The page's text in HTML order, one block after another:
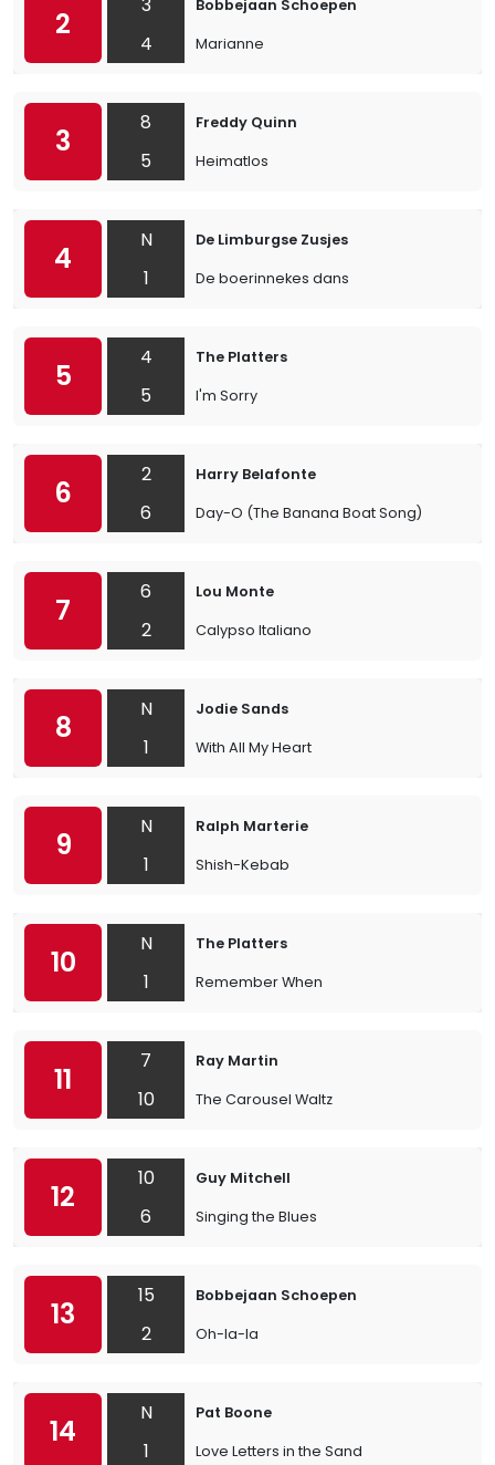
2
4
Bobbejaan Schoepen
Marianne
3
8
5
Freddy Quinn
Heimatlos
4
N
1
De Limburgse Zusjes
De boerinnekes dans
5
4
5
The Platters
I'm Sorry
6
2
6
Harry Belafonte
Day-O (The Banana Boat Song)
7
6
2
Lou Monte
Calypso Italiano
8
N
1
Jodie Sands
With All My Heart
9
N
1
Ralph Marterie
Shish-Kebab
10
N
1
The Platters
Remember When
11
7
10
Ray Martin
The Carousel Waltz
12
10
6
Guy Mitchell
Singing the Blues
13
15
2
Bobbejaan Schoepen
Oh-la-la
14
N
1
Pat Boone
Love Letters in the Sand